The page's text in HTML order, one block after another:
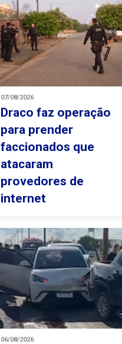
07/08/2026
Draco faz operação
para prender
faccionados que
atacaram
provedores de
internet
06/08/2026